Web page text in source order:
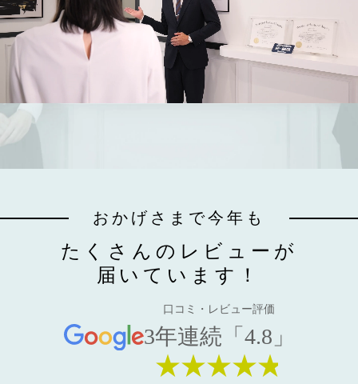
おかげさまで今年も
たくさんのレビューが
届いています！
口コミ・レビュー評価
3年連続「4.8」
★★★★★